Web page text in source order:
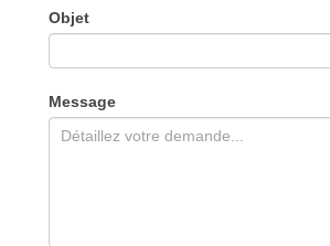
Objet
Message